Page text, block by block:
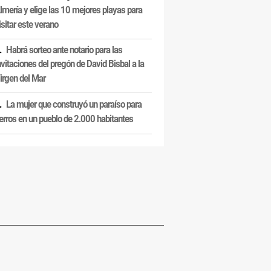
y elige las 10 mejores playas para
este verano
Habrá sorteo ante notario para las
del pregón de David Bisbal a la
del Mar
La mujer que construyó un paraíso para
en un pueblo de 2.000 habitantes